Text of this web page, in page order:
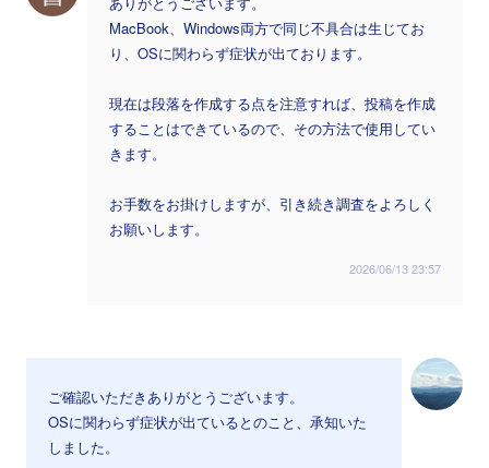
MacBook、Windows両方で同じ不具合は生じてお
り、OSに関わらず症状が出ております。
現在は段落を作成する点を注意すれば、投稿を作成
することはできているので、その方法で使用してい
きます。
お手数をお掛けしますが、引き続き調査をよろしく
お願いします。
2026/06/13 23:57
ご確認いただきありがとうございます。
OSに関わらず症状が出ているとのこと、承知いた
しました。